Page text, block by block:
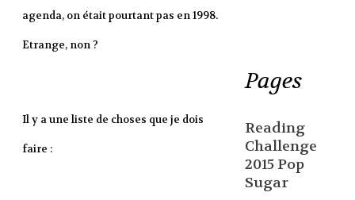
agenda, on était pourtant pas en 1998.
Etrange, non ?
Il y a une liste de choses que je dois
faire :
Pages
Reading
Challenge
2015 Pop
Sugar